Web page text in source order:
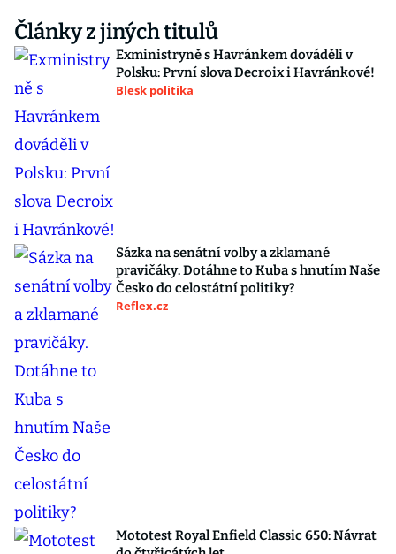
Články z jiných titulů
Exministryně s Havránkem dováděli v
Polsku: První slova Decroix i Havránkové!
Blesk politika
Sázka na senátní volby a zklamané
pravičáky. Dotáhne to Kuba s hnutím Naše
Česko do celostátní politiky?
Reflex.cz
Mototest Royal Enfield Classic 650: Návrat